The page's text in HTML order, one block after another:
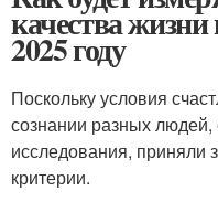
качества
2025 году
Поскольку условия
сознании разных
исследования, приняли
критерии.